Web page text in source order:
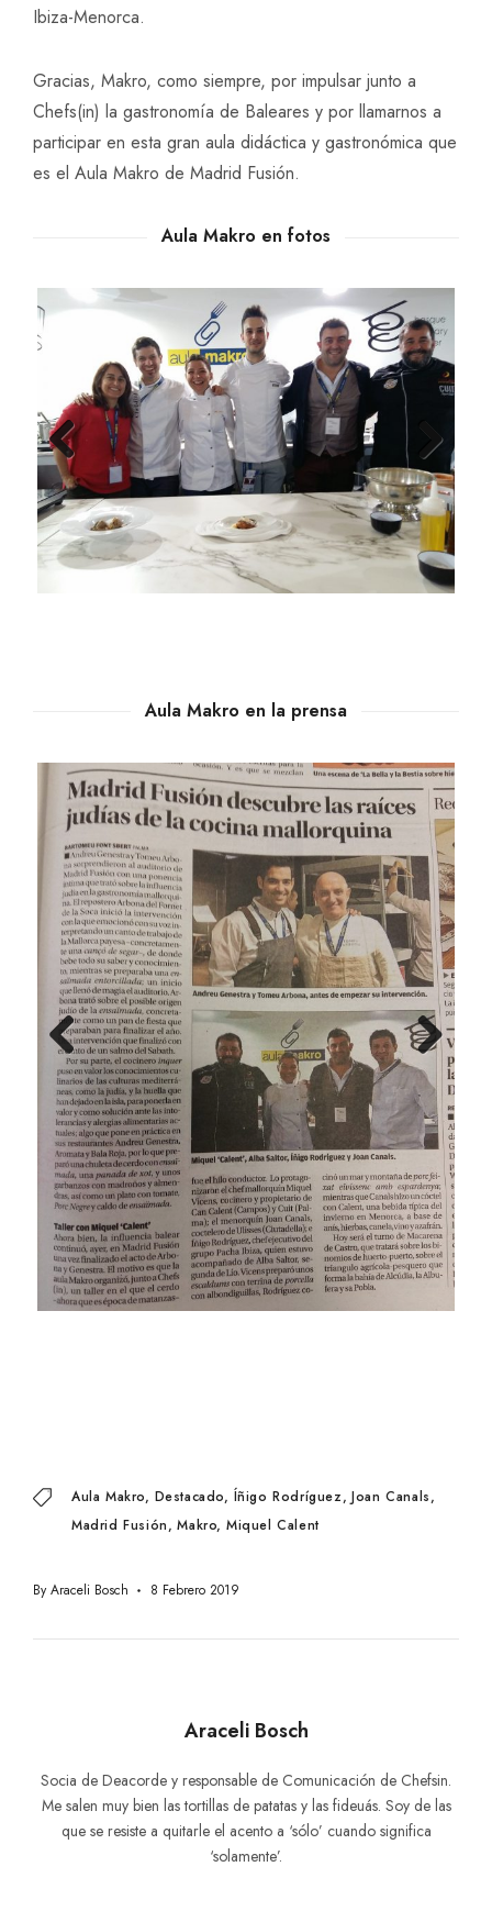
Ibiza-Menorca.
Gracias, Makro, como siempre, por impulsar junto a
Chefs(in) la gastronomía de Baleares y por llamarnos a
participar en esta gran aula didáctica y gastronómica que
es el Aula Makro de Madrid Fusión.
Aula Makro en fotos
Previ
ous
Next
Aula Makro en la prensa
Previ
ous
Next
Aula Makro Destacado Íñigo Rodríguez Joan Canals
Madrid Fusión Makro Miquel Calent
By Araceli Bosch 8 Febrero 2019
Araceli Bosch
Socia de Deacorde y responsable de Comunicación de Chefsin.
Me salen muy bien las tortillas de patatas y las fideuás. Soy de las
que se resiste a quitarle el acento a ‘sólo’ cuando significa
‘solamente’.